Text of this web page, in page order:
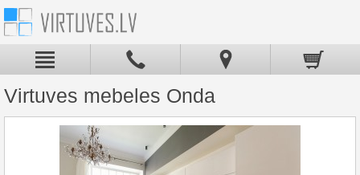
Virtuves mebeles Onda